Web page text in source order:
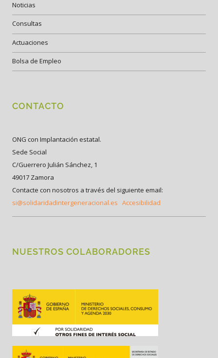
Noticias
Consultas
Actuaciones
Bolsa de Empleo
CONTACTO
ONG con Implantación estatal.
Sede Social
C/Guerrero Julián Sánchez, 1
49017 Zamora
Contacte con nosotros a través del siguiente email:
si@solidaridadintergeneracional.es Accesibilidad
NUESTROS COLABORADORES